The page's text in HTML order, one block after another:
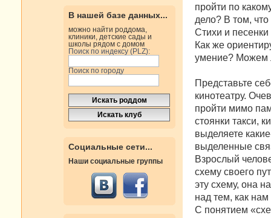
В нашей базе данных...
можно найти роддома,
клиники, детские сады и
школы рядом с домом
Поиск по индексу (PLZ):
Поиск по городу
Социальные сети...
Наши социальные группы
пройти по
дело? В том,
Стихи и
Как же
умение? Можем
Представьте
кинотеатру.
пройти мимо
стоянки такси,
выделяете
выделенные
Взрослый
схему своего
эту схему, она
над тем, как нам
С понятием